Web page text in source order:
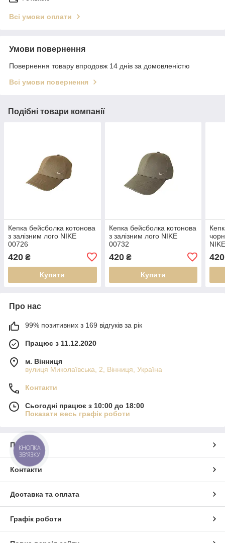
Всі умови оплати
Умови повернення
Повернення товару впродовж 14 днів за домовленістю
Всі умови повернення
Подібні товари компанії
Кепка бейсболка котонова
з залізним лого NIKE
00726
420 ₴
Купити
Кепка бейсболка котонова
з залізним лого NIKE
00732
420₴
Купити
420
Про нас
99% позитивних з 169 відгуків за рік
Працює з 11.12.2020
м. Вінниця
вулиця Миколаївська, 2, Вінниця, Україна
Контакти
Сьогодні працює з 10:00 до 18:00
Показати весь графік роботи
Про нас
Контакти
Доставка та оплата
Графік роботи
КНОПКА
ЗВ'ЯЗКУ